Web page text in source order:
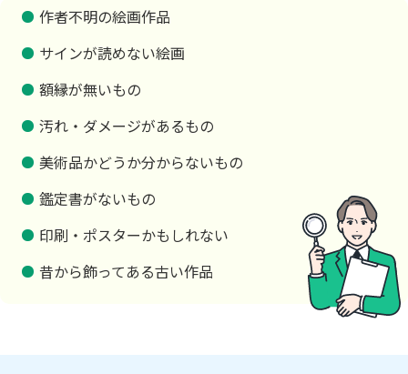
作者不明の絵画作品
サインが読めない絵画
額縁が無いもの
汚れ・ダメージがあるもの
美術品かどうか分からないもの
鑑定書がないもの
印刷・ポスターかもしれない
昔から飾ってある古い作品